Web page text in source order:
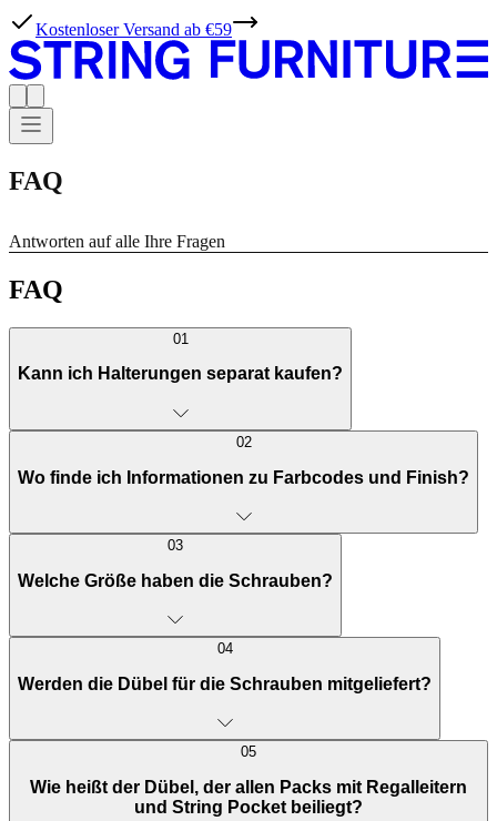
Kostenloser Versand ab €59
FAQ
Antworten auf alle Ihre Fragen
FAQ
01
Kann ich Halterungen separat kaufen?
02
Wo finde ich Informationen zu Farbcodes und Finish?
03
Welche Größe haben die Schrauben?
04
Werden die Dübel für die Schrauben mitgeliefert?
05
Wie heißt der Dübel, der allen Packs mit Regalleitern
und String Pocket beiliegt?